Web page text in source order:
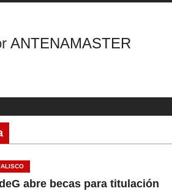
ANTENAMASTER
abre becas para titulación